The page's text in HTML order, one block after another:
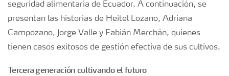
seguridad alimentaria de Ecuador. A continuación, se
presentan las historias de Heitel Lozano, Adriana
Campozano, Jorge Valle y Fabián Merchán, quienes
tienen casos exitosos de gestión efectiva de sus cultivos.
Tercera generación cultivando el futuro